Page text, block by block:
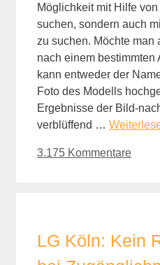
Möglichkeit mit Hilfe
suchen, sondern auch
zu suchen. Möchte
nach einem bestimmten
kann entweder der
Foto des Modells
Ergebnisse der Bild-
verblüffend …
3.175 Kommentare
LG Köln: Kein